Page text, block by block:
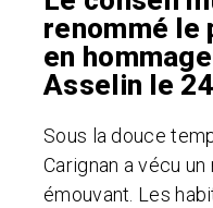
renommé le
en
Asselin le
Sous la douce
Carignan a vécu
émouvant. Les